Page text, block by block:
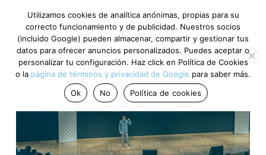
Utilizamos cookies de analítica anónimas, propias para su
correcto funcionamiento y de publicidad. Nuestros socios
(incluido Google) pueden almacenar, compartir y gestionar tus
datos para ofrecer anuncios personalizados. Puedes aceptar o
personalizar tu configuración. Haz click en Política de Cookies
o la página de términos y privacidad de Google para saber más.
Ok
No Política de cookies